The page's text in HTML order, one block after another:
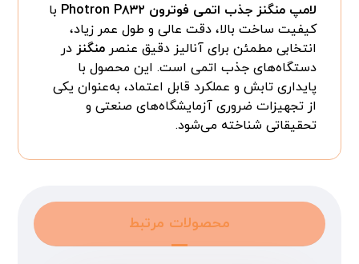
لامپ منگنز جذب اتمی فوترون Photron P۸۳۲
با
کیفیت ساخت بالا، دقت عالی و طول عمر زیاد،
انتخابی مطمئن برای آنالیز دقیق عنصرمنگنز در
دستگاه‌های جذب اتمی است. این محصول با
پایداری تابش و عملکرد قابل اعتماد، به‌عنوان یکی
از تجهیزات ضروری آزمایشگاه‌های صنعتی و
تحقیقاتی شناخته می‌شود.
محصولات مرتبط